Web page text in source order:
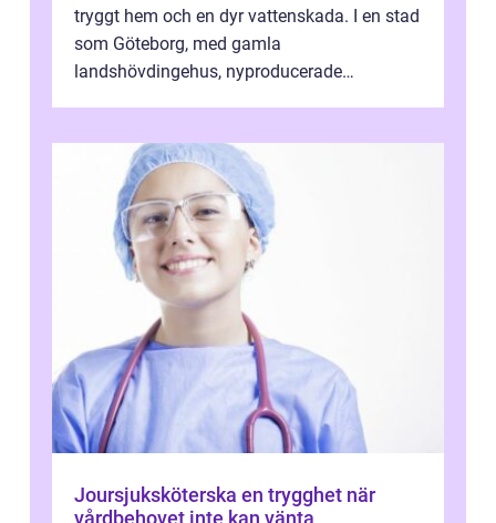
tryggt hem och en dyr vattenskada. I en stad
som Göteborg, med gamla
landshövdingehus, nyproducerade
Joursjuksköterska en trygghet när
vårdbehovet inte kan vänta